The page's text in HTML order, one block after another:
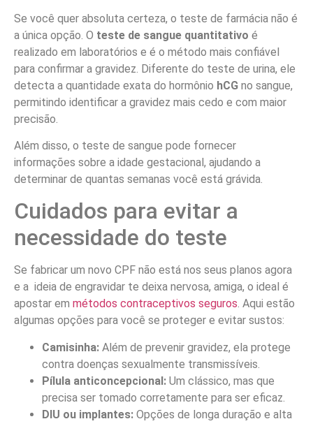
Se você quer absoluta certeza, o teste de farmácia não é
a única opção. O teste de sangue quantitativo é
realizado em laboratórios e é o método mais confiável
para confirmar a gravidez. Diferente do teste de urina, ele
detecta a quantidade exata do hormônio hCG no sangue,
permitindo identificar a gravidez mais cedo e com maior
precisão.
Além disso, o teste de sangue pode fornecer
informações sobre a idade gestacional, ajudando a
determinar de quantas semanas você está grávida.
Cuidados para evitar a
necessidade do teste
Se fabricar um novo CPF não está nos seus planos agora
e a ideia de engravidar te deixa nervosa, amiga, o ideal é
apostar em métodos contraceptivos seguros. Aqui estão
algumas opções para você se proteger e evitar sustos:
Camisinha: Além de prevenir gravidez, ela protege
contra doenças sexualmente transmissíveis.
Pílula anticoncepcional: Um clássico, mas que
precisa ser tomado corretamente para ser eficaz.
DIU ou implantes: Opções de longa duração e alta